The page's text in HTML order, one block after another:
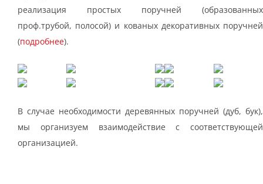
реализация простых поручней (образованных
проф.трубой, полосой) и кованых декоративных поручней
(подробнее).
В случае необходимости деревянных поручней (дуб, бук),
мы организуем взаимодействие с соответствующей
организацией.